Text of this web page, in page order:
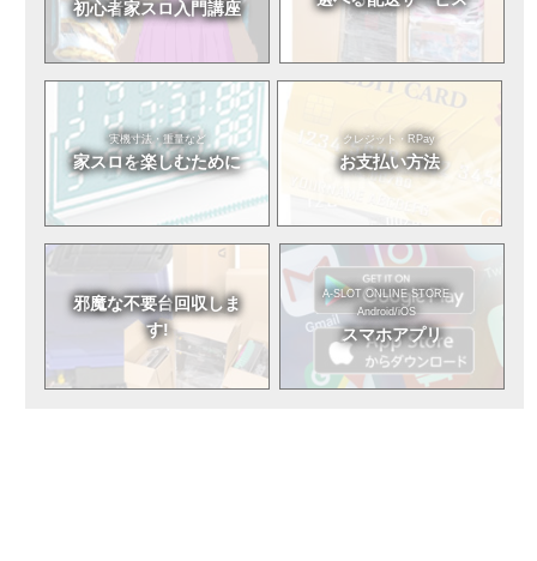
初心者家スロ入門講座
実機寸法・重量など
家スロを楽しむために
クレジット・RPay
お支払い方法
邪魔な不要台回収しま
す!
A-SLOT ONLINE STORE
Android/iOS
スマホアプリ